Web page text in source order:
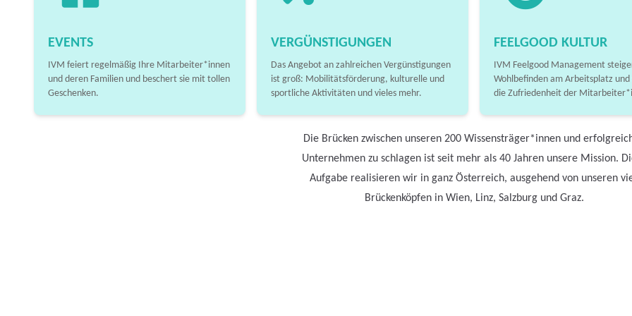
EVENTS
IVM feiert regelmäßig Ihre Mitarbeiter*innen
und deren Familien und beschert sie mit tollen
Geschenken.
VERGÜNSTIGUNGEN
Das Angebot an zahlreichen Vergünstigungen
ist groß: Mobilitätsförderung, kulturelle und
sportliche Aktivitäten und vieles mehr.
FEELGOOD KULTUR
IVM Feelgood Management
Wohlbefinden am Arbeitsplatz und
die Zufriedenheit der
Die Brücken zwischen unseren 200 Wissensträger*innen und
Unternehmen zu schlagen ist seit mehr als 40 Jahren unsere Mission.
Aufgabe realisieren wir in ganz Österreich, ausgehend von unseren
Brückenköpfen in Wien, Linz, Salzburg und Graz.